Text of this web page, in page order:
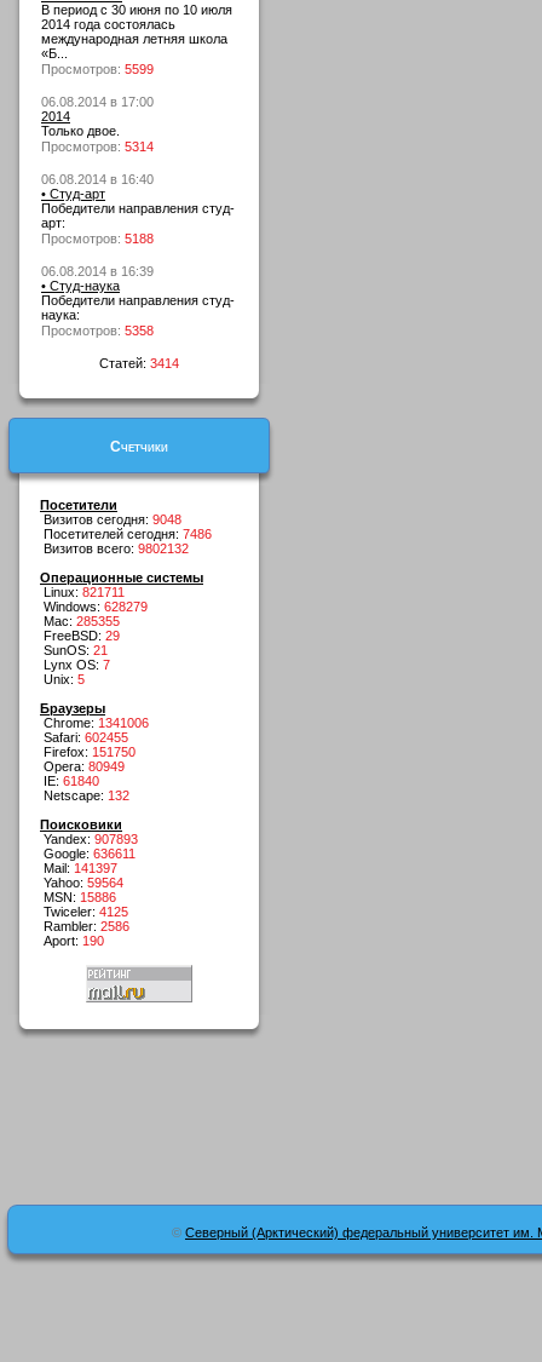
В период с 30 июня по 10 июля
2014 года состоялась
международная летняя школа
«Б...
Просмотров: 5599
06.08.2014 в 17:00
2014
Только двое.
Просмотров: 5314
06.08.2014 в 16:40
• Студ-арт
Победители направления студ-
арт:
Просмотров: 5188
06.08.2014 в 16:39
• Студ-наука
Победители направления студ-
наука:
Просмотров: 5358
Статей: 3414
Счетчики
Посетители
Визитов сегодня: 9048
Посетителей сегодня: 7486
Визитов всего: 9802132
Операционные системы
Linux: 821711
Windows: 628279
Mac: 285355
FreeBSD: 29
SunOS: 21
Lynx OS: 7
Unix: 5
Браузеры
Chrome: 1341006
Safari: 602455
Firefox: 151750
Opera: 80949
IE: 61840
Netscape: 132
Поисковики
Yandex: 907893
Google: 636611
Mail: 141397
Yahoo: 59564
MSN: 15886
Twiceler: 4125
Rambler: 2586
Aport: 190
© Северный (Арктический) федеральный университет